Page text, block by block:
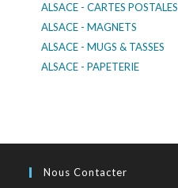
ALSACE - CARTES POSTALES
ALSACE - MAGNETS
ALSACE - MUGS & TASSES
ALSACE - PAPETERIE
Nous Contacter